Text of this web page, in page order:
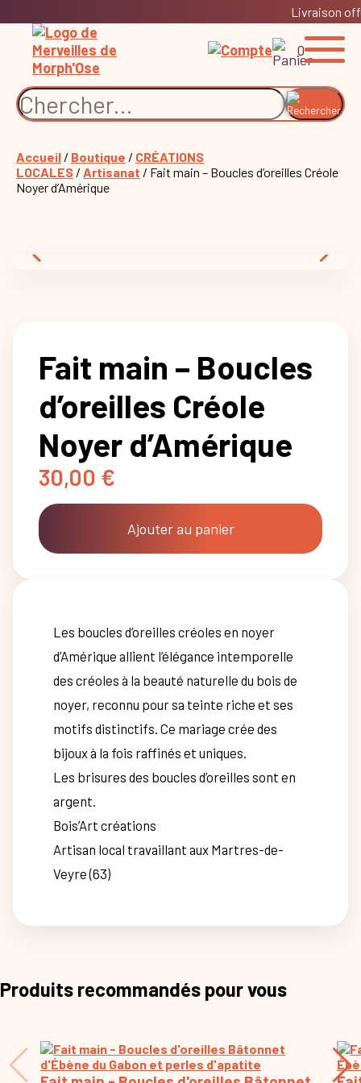
Livraison
0
Accueil / Boutique / CRÉATIONS
LOCALES / Artisanat / Fait main – Boucles d’oreilles Créole
Noyer d’Amérique
Fait main – Boucles
d’oreilles Créole
Noyer d’Amérique
30,00 €
Ajouter au panier
Les boucles d’oreilles créoles en noyer
d’Amérique allient l’élégance intemporelle
des créoles à la beauté naturelle du bois de
noyer, reconnu pour sa teinte riche et ses
motifs distinctifs. Ce mariage crée des
bijoux à la fois raffinés et uniques.
Les brisures des boucles d’oreilles sont en
argent.
Bois’Art créations
Artisan local travaillant aux Martres-de-
Veyre (63)
Produits recommandés pour vous